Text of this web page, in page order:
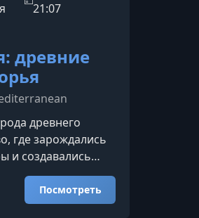
и важных
21:07
древние
древнего
где зарождались
и создавались
западной
вас вПосмотреть